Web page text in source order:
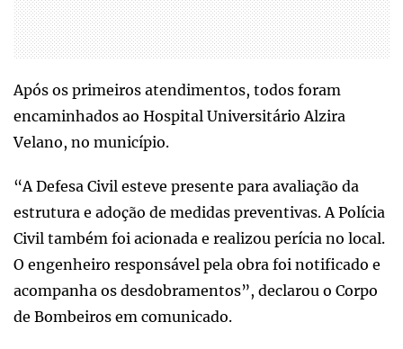
Após os primeiros atendimentos, todos foram
encaminhados ao Hospital Universitário Alzira
Velano, no município.
“A Defesa Civil esteve presente para avaliação da
estrutura e adoção de medidas preventivas. A Polícia
Civil também foi acionada e realizou perícia no local.
O engenheiro responsável pela obra foi notificado e
acompanha os desdobramentos”, declarou o Corpo
de Bombeiros em comunicado.